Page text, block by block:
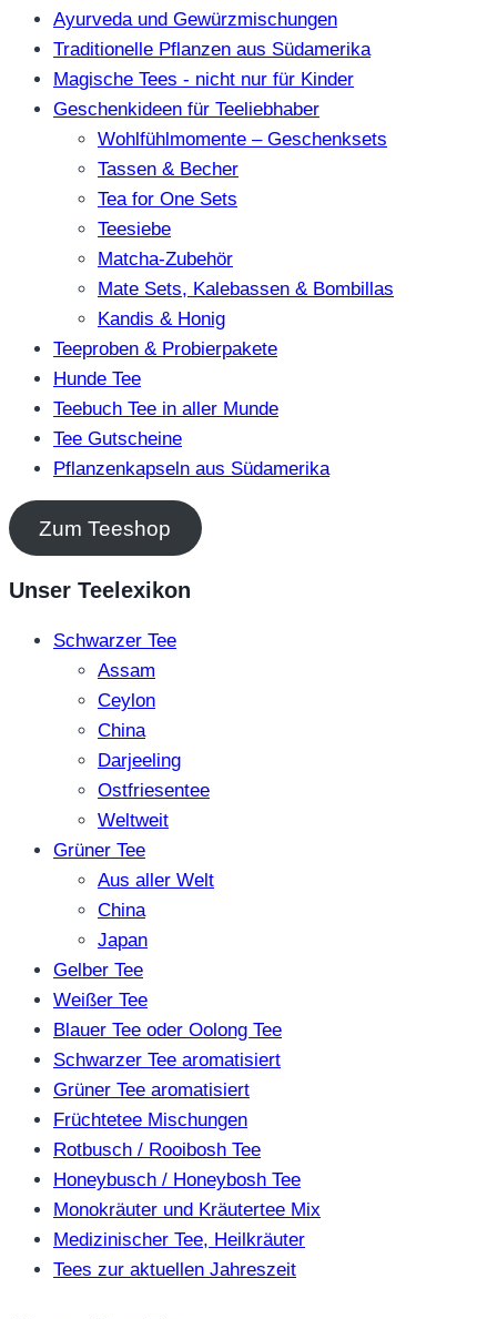
Ayurveda und Gewürzmischungen
Traditionelle Pflanzen aus Südamerika
Magische Tees - nicht nur für Kinder
Geschenkideen für Teeliebhaber
Wohlfühlmomente – Geschenksets
Tassen & Becher
Tea for One Sets
Teesiebe
Matcha-Zubehör
Mate Sets, Kalebassen & Bombillas
Kandis & Honig
Teeproben & Probierpakete
Hunde Tee
Teebuch Tee in aller Munde
Tee Gutscheine
Pflanzenkapseln aus Südamerika
Zum Teeshop
Unser Teelexikon
Schwarzer Tee
Assam
Ceylon
China
Darjeeling
Ostfriesentee
Weltweit
Grüner Tee
Aus aller Welt
China
Japan
Gelber Tee
Weißer Tee
Blauer Tee oder Oolong Tee
Schwarzer Tee aromatisiert
Grüner Tee aromatisiert
Früchtetee Mischungen
Rotbusch / Rooibosh Tee
Honeybusch / Honeybosh Tee
Monokräuter und Kräutertee Mix
Medizinischer Tee, Heilkräuter
Tees zur aktuellen Jahreszeit